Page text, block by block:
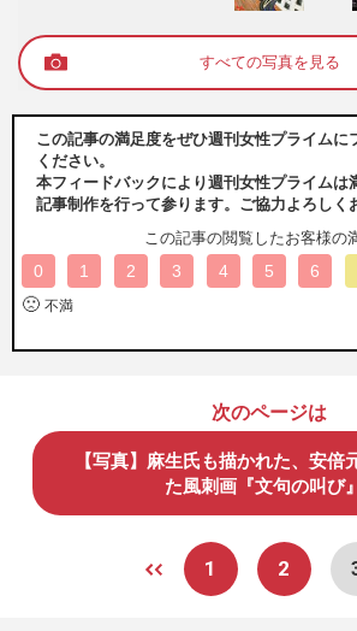
すべての写真を見る
この記事の満足度をぜひ週刊女性プライムに
ください。
本フィードバックにより週刊女性プライムは
記事制作を行って参ります。ご協力よろしく
この記事の閲覧したお客様の
0 1 2 3 4 5 6
🙁 不満
次のページは
【写真】麻生氏も描かれた、安倍
た風刺画『文句の叫び』
1 2